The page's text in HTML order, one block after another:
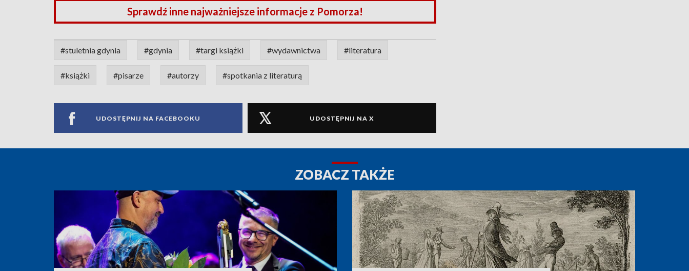
Sprawdź inne najważniejsze informacje z Pomorza!
#stuletnia gdynia #gdynia #targi książki #wydawnictwa #literatura
#książki #pisarze #autorzy #spotkania z literaturą
UDOSTĘPNIJ NA FACEBOOKU UDOSTĘPNIJ NA X
ZOBACZ TAKŻE